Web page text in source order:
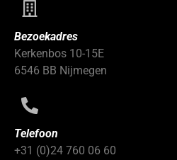
Bezoekadres
Kerkenbos 10-15E
6546 BB Nijmegen
Telefoon
+31 (0)24 760 06 60